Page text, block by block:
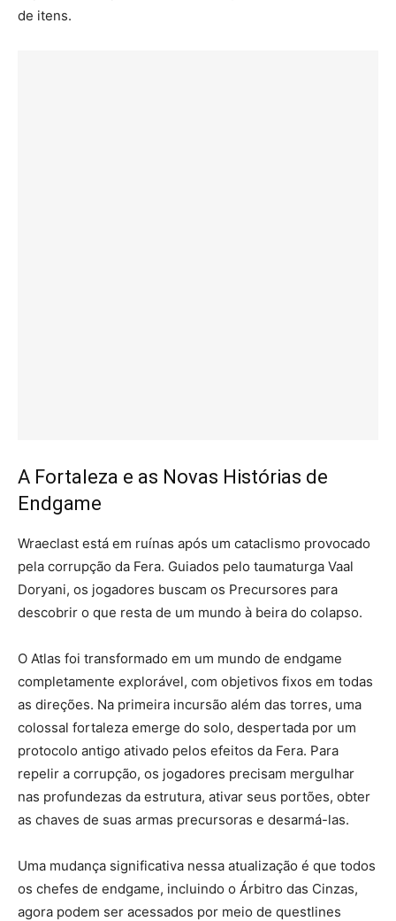
de itens.
A Fortaleza e as Novas Histórias de
Endgame
Wraeclast está em ruínas após um cataclismo provocado
pela corrupção da Fera. Guiados pelo taumaturga Vaal
Doryani, os jogadores buscam os Precursores para
descobrir o que resta de um mundo à beira do colapso.
O Atlas foi transformado em um mundo de endgame
completamente explorável, com objetivos fixos em todas
as direções. Na primeira incursão além das torres, uma
colossal fortaleza emerge do solo, despertada por um
protocolo antigo ativado pelos efeitos da Fera. Para
repelir a corrupção, os jogadores precisam mergulhar
nas profundezas da estrutura, ativar seus portões, obter
as chaves de suas armas precursoras e desarmá-las.
Uma mudança significativa nessa atualização é que todos
os chefes de endgame, incluindo o Árbitro das Cinzas,
agora podem ser acessados por meio de questlines